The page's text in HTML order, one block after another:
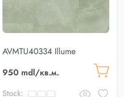
AVMTU40334 Illume
950 mdl/кв.м.
Stock: